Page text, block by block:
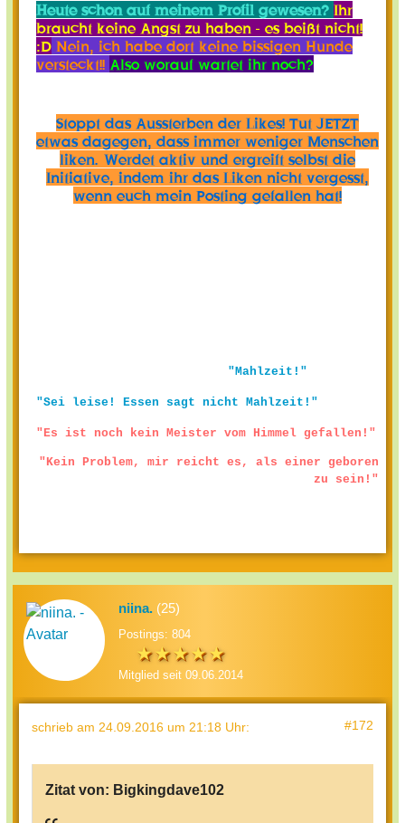
Heute schon auf meinem Profil gewesen? Ihr
braucht keine Angst zu haben - es beißt nicht!
:D Nein, ich habe dort keine bissigen Hunde
versteckt!! Also worauf wartet ihr noch?
Stoppt das Aussterben der Likes! Tut JETZT
etwas dagegen, dass immer weniger Menschen
liken. Werdet aktiv und ergreift selbst die
Initiative, indem ihr das Liken nicht vergesst,
wenn euch mein Posting gefallen hat!
"Mahlzeit!"
"Sei leise! Essen sagt nicht Mahlzeit!"
"Es ist noch kein Meister vom Himmel gefallen!"
"Kein Problem, mir reicht es, als einer geboren
zu sein!"
niina. (25)
Postings: 804
Mitglied seit 09.06.2014
schrieb am 24.09.2016 um 21:18 Uhr: #172
Zitat von: Bigkingdave102